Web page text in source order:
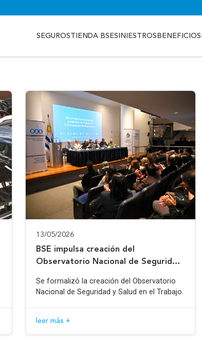
SEGUROSTIENDA BSESINIESTROS BENEFICIOS
13/05/2026
BSE impulsa creación del
Observatorio Nacional de Seguridad
Se formalizó la creación del Observatorio
Nacional de Seguridad y Salud en el Trabajo.
leer más +